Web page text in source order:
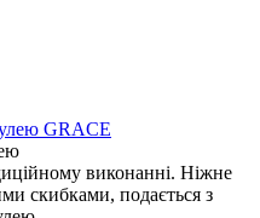
виконанні. Ніжне
скибками, подається з